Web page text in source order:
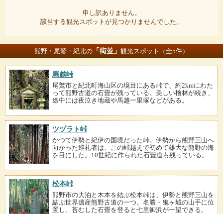
申し訳ありません。
該当する観光スポットが見つかりませんでした。
熊野・尾鷲・紀北の 「街並」 観光スポット（全5件）
馬越峠
尾鷲市と紀北町海山区の境目にある峠で、約2kmにわた
って熊野古道の石畳が残っている。美しい檜林が続き、
途中には夜泣き地蔵や馬越一里塚などがある。
ツヅラト峠
かつて伊勢と紀伊の国境だった峠。伊勢から熊野三山へ
向かった巡礼者は、この峠越えで初めて雄大な熊野の海
を目にした。10世紀に作られた石畳道も残っている。
松本峠
熊野市の大泊と木本を結ぶ松本峠は、伊勢と熊野三山を
結ぶ世界遺産熊野古道の一つ。名勝・鬼ヶ城の山手に位
置し、苔むした石畳を登ると七里御浜が一望できる。